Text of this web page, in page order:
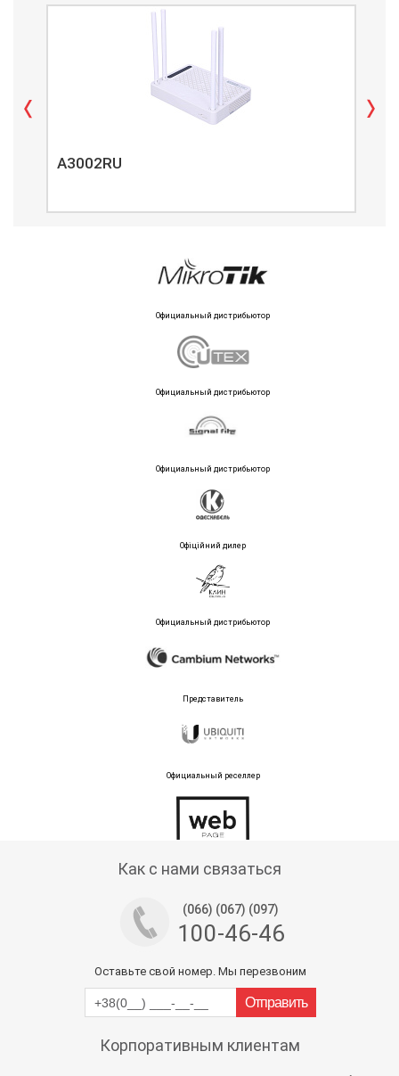
A3002RU
Официальный дистрибьютор
Официальный дистрибьютор
Официальный дистрибьютор
Офіційний дилер
Официальный дистрибьютор
Представитель
Официальный реселлер
Как с нами связаться
(066) (067) (097)
100-46-46
Оставьте свой номер. Мы перезвоним
Корпоративным клиентам